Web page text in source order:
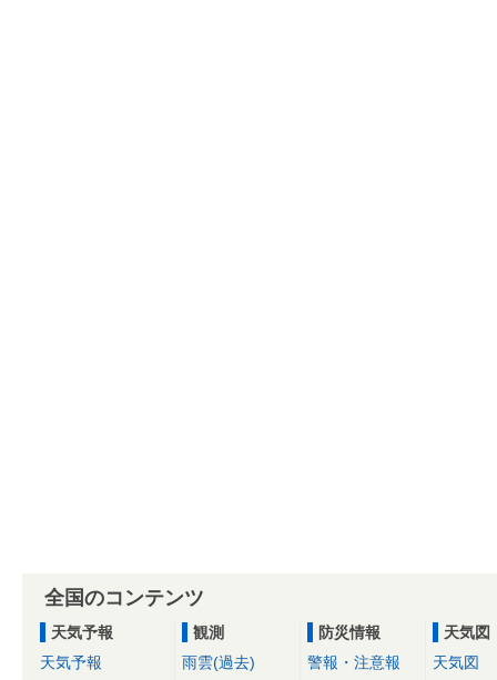
全国のコンテンツ
天気予報
天気予報
観測
雨雲(過去)
防災情報
警報・注意報
天気図
天気図